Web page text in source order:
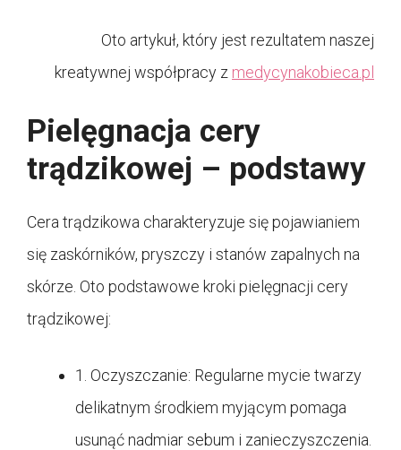
Oto artykuł, który jest rezultatem naszej
kreatywnej współpracy z medycynakobieca.pl
Pielęgnacja cery
trądzikowej – podstawy
Cera trądzikowa charakteryzuje się pojawianiem
się zaskórników, pryszczy i stanów zapalnych na
skórze. Oto podstawowe kroki pielęgnacji cery
trądzikowej:
1. Oczyszczanie: Regularne mycie twarzy
delikatnym środkiem myjącym pomaga
usunąć nadmiar sebum i zanieczyszczenia.